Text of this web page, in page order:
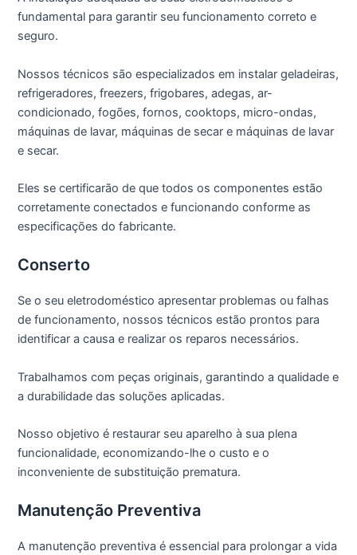
fundamental para garantir seu funcionamento correto e
seguro.
Nossos técnicos são especializados em instalar geladeiras,
refrigeradores, freezers, frigobares, adegas, ar-
condicionado, fogões, fornos, cooktops, micro-ondas,
máquinas de lavar, máquinas de secar e máquinas de lavar
e secar.
Eles se certificarão de que todos os componentes estão
corretamente conectados e funcionando conforme as
especificações do fabricante.
Conserto
Se o seu eletrodoméstico apresentar problemas ou falhas
de funcionamento, nossos técnicos estão prontos para
identificar a causa e realizar os reparos necessários.
Trabalhamos com peças originais, garantindo a qualidade e
a durabilidade das soluções aplicadas.
Nosso objetivo é restaurar seu aparelho à sua plena
funcionalidade, economizando-lhe o custo e o
inconveniente de substituição prematura.
Manutenção Preventiva
A manutenção preventiva é essencial para prolongar a vida